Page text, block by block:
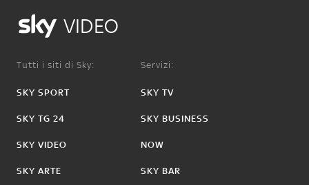
VIDEO
Tutti i siti di Sky:
SKY SPORT
SKY TG 24
SKY VIDEO
SKY ARTE
Servizi:
SKY TV
SKY BUSINESS
NOW
SKY BAR